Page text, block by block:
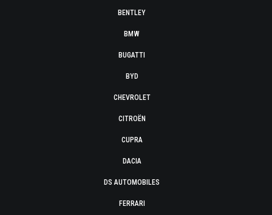
BENTLEY
BMW
BUGATTI
BYD
CHEVROLET
CITROËN
CUPRA
DACIA
DS AUTOMOBILES
FERRARI